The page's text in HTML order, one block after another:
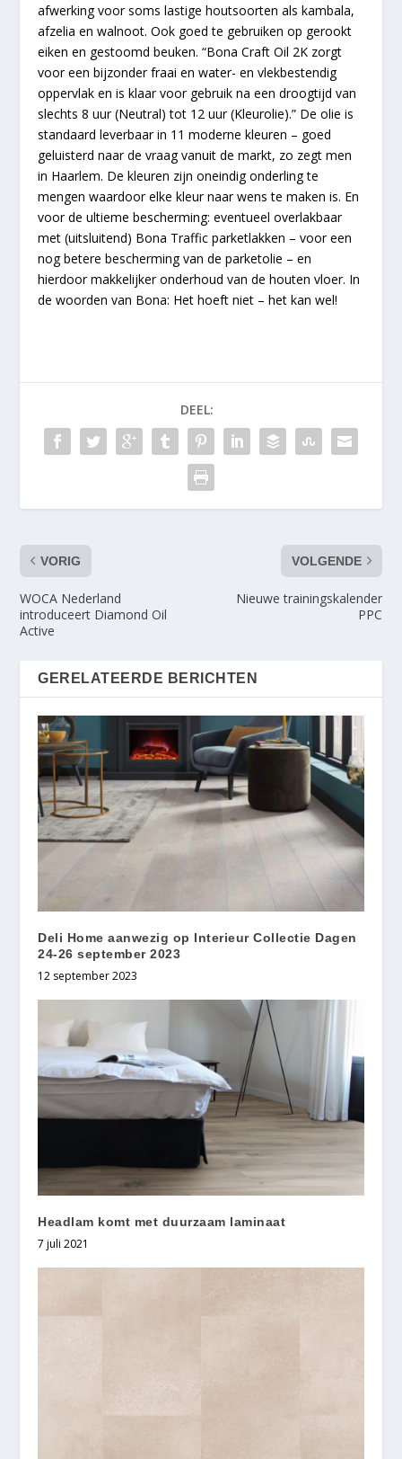
afwerking voor soms lastige houtsoorten als kambala,
afzelia en walnoot. Ook goed te gebruiken op gerookt
eiken en gestoomd beuken. “Bona Craft Oil 2K zorgt
voor een bijzonder fraai en water- en vlekbestendig
oppervlak en is klaar voor gebruik na een droogtijd van
slechts 8 uur (Neutral) tot 12 uur (Kleurolie).” De olie is
standaard leverbaar in 11 moderne kleuren – goed
geluisterd naar de vraag vanuit de markt, zo zegt men
in Haarlem. De kleuren zijn oneindig onderling te
mengen waardoor elke kleur naar wens te maken is. En
voor de ultieme bescherming: eventueel overlakbaar
met (uitsluitend) Bona Traffic parketlakken – voor een
nog betere bescherming van de parketolie – en
hierdoor makkelijker onderhoud van de houten vloer. In
de woorden van Bona: Het hoeft niet – het kan wel!
DEEL:
VORIG
WOCA Nederland
introduceert Diamond Oil
Active
VOLGENDE
Nieuwe trainingskalender
PPC
GERELATEERDE BERICHTEN
Deli Home aanwezig op Interieur Collectie Dagen
24-26 september 2023
12 september 2023
Headlam komt met duurzaam laminaat
7 juli 2021